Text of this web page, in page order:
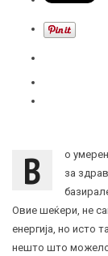
В
о
за
Овие шеќери, не
енергија, но исто
нешто што можело